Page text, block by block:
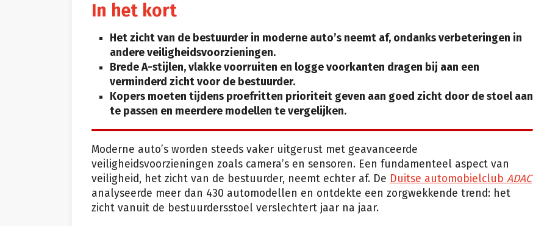
In het kort
Het zicht van de bestuurder in moderne auto’s neemt af, ondanks verbeteringen in
andere veiligheidsvoorzieningen.
Brede A-stijlen, vlakke voorruiten en logge voorkanten dragen bij aan een
verminderd zicht voor de bestuurder.
Kopers moeten tijdens proefritten prioriteit geven aan goed zicht door de stoel aan
te passen en meerdere modellen te vergelijken.
Moderne auto’s worden steeds vaker uitgerust met geavanceerde
veiligheidsvoorzieningen zoals camera’s en sensoren. Een fundamenteel aspect van
veiligheid, het zicht van de bestuurder, neemt echter af. De Duitse automobielclub ADAC
analyseerde meer dan 430 automodellen en ontdekte een zorgwekkende trend: het
zicht vanuit de bestuurdersstoel verslechtert jaar na jaar.